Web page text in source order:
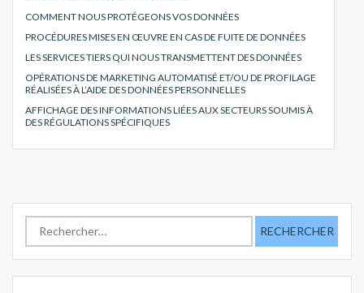
COMMENT NOUS PROTÉGEONS VOS DONNÉES
PROCÉDURES MISES EN ŒUVRE EN CAS DE FUITE DE DONNÉES
LES SERVICES TIERS QUI NOUS TRANSMETTENT DES DONNÉES
OPÉRATIONS DE MARKETING AUTOMATISÉ ET/OU DE PROFILAGE
RÉALISÉES À L’AIDE DES DONNÉES PERSONNELLES
AFFICHAGE DES INFORMATIONS LIÉES AUX SECTEURS SOUMIS À
DES RÉGULATIONS SPÉCIFIQUES
e
c